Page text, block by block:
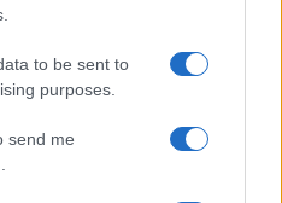
to be sent to
purposes.
send me